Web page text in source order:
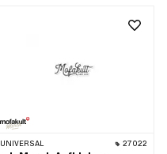
UNIVERSAL 27022